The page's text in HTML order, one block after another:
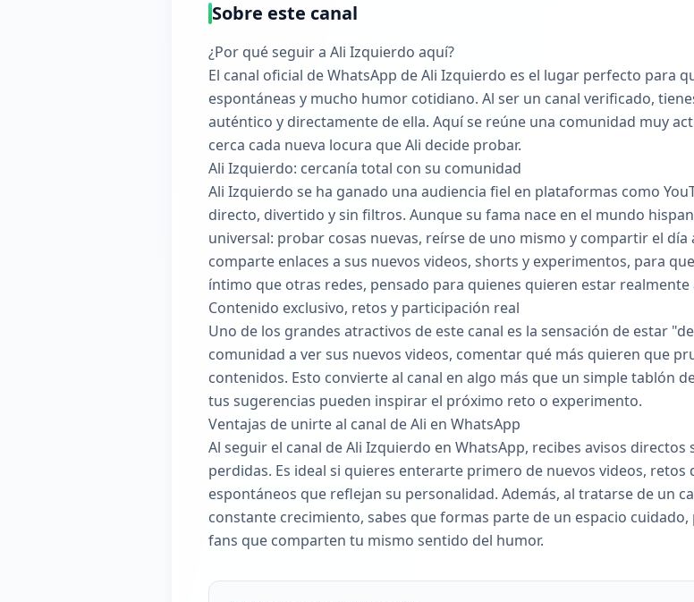
Sobre este canal
¿Por qué seguir a Ali Izquierdo aquí?
El canal oficial de WhatsApp de Ali Izquierdo es el lugar perfecto para
espontáneas y mucho humor cotidiano. Al ser un canal verificado,
auténtico y directamente de ella. Aquí se reúne una comunidad muy
cerca cada nueva locura que Ali decide probar.
Ali Izquierdo: cercanía total con su comunidad
Ali Izquierdo se ha ganado una audiencia fiel en plataformas como
directo, divertido y sin filtros. Aunque su fama nace en el mundo
universal: probar cosas nuevas, reírse de uno mismo y compartir el día
comparte enlaces a sus nuevos videos, shorts y experimentos, para
íntimo que otras redes, pensado para quienes quieren estar realmente
Contenido exclusivo, retos y participación real
Uno de los grandes atractivos de este canal es la sensación de estar
comunidad a ver sus nuevos videos, comentar qué más quieren que
contenidos. Esto convierte al canal en algo más que un simple tablón
tus sugerencias pueden inspirar el próximo reto o experimento.
Ventajas de unirte al canal de Ali en WhatsApp
Al seguir el canal de Ali Izquierdo en WhatsApp, recibes avisos
perdidas. Es ideal si quieres enterarte primero de nuevos videos,
espontáneos que reflejan su personalidad. Además, al tratarse de un
constante crecimiento, sabes que formas parte de un espacio
fans que comparten tu mismo sentido del humor.